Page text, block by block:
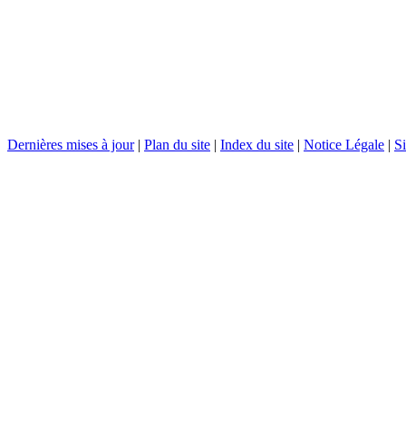
Dernières mises à jour| Plan du site | Index du site | Notice Légale |